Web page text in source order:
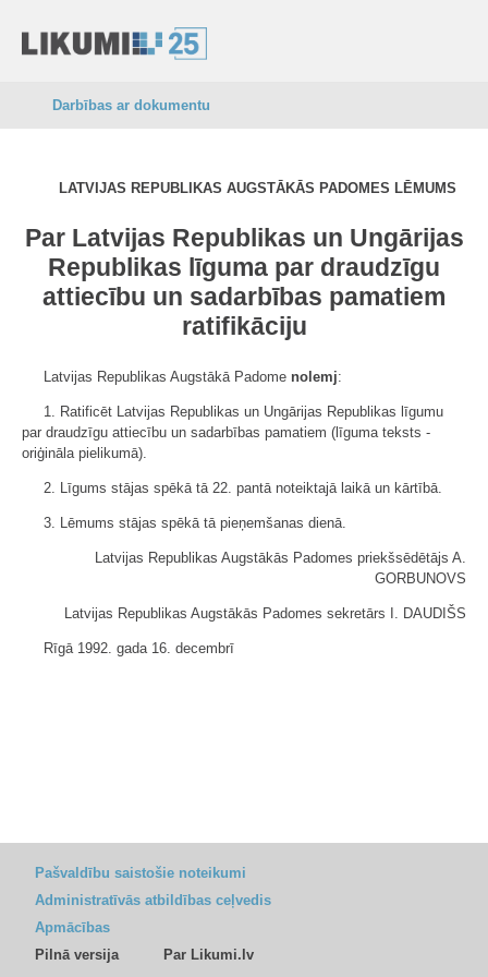
Darbības ar dokumentu
LATVIJAS REPUBLIKAS AUGSTĀKĀS PADOMES LĒMUMS
Par Latvijas Republikas un Ungārijas
Republikas līguma par draudzīgu
attiecību un sadarbības pamatiem
ratifikāciju
Latvijas Republikas Augstākā Padome nolemj:
1. Ratificēt Latvijas Republikas un Ungārijas Republikas līgumu
par draudzīgu attiecību un sadarbības pamatiem (līguma teksts -
oriģināla pielikumā).
2. Līgums stājas spēkā tā 22. pantā noteiktajā laikā un kārtībā.
3. Lēmums stājas spēkā tā pieņemšanas dienā.
Latvijas Republikas Augstākās Padomes priekšsēdētājs A.
GORBUNOVS
Latvijas Republikas Augstākās Padomes sekretārs I. DAUDIŠS
Rīgā 1992. gada 16. decembrī
Pašvaldību saistošie noteikumi
Administratīvās atbildības ceļvedis
Apmācības
Pilnā versija
Par Likumi.lv